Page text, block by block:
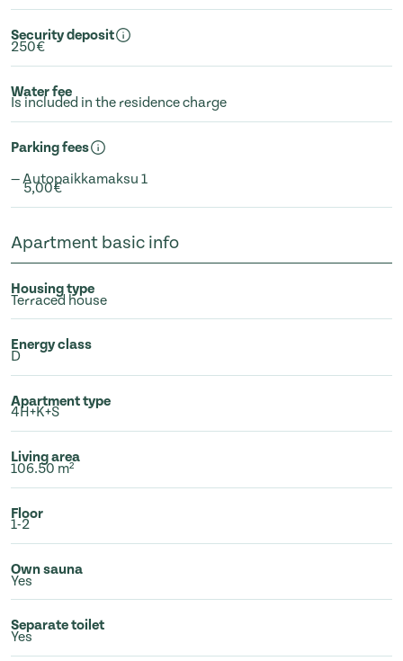
Security deposit
250€
Water fee
Is included in the residence charge
Parking fees
— Autopaikkamaksu 1
5,00€
Apartment basic info
Housing type
Terraced house
Energy class
D
Apartment type
4H+K+S
Living area
106.50 m²
Floor
1-2
Own sauna
Yes
Separate toilet
Yes